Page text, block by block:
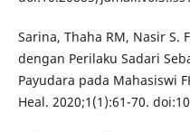
Sarina, Thaha RM, Nasir S.
dengan Perilaku Sadari
Payudara pada Mahasiswi
Heal. 2020;1(1):61-70.